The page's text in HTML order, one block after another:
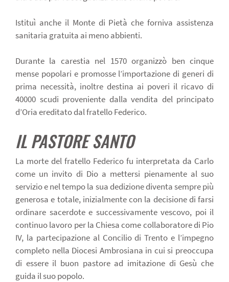
Istituì anche il Monte di Pietà che forniva assistenza
sanitaria gratuita ai meno abbienti.
Durante la carestia nel 1570 organizzò ben cinque
mense popolari e promosse l’importazione di generi di
prima necessità, inoltre destina ai poveri il ricavo di
40000 scudi proveniente dalla vendita del principato
d’Oria ereditato dal fratello Federico.
IL PASTORE SANTO
La morte del fratello Federico fu interpretata da Carlo
come un invito di Dio a mettersi pienamente al suo
servizio e nel tempo la sua dedizione diventa sempre più
generosa e totale, inizialmente con la decisione di farsi
ordinare sacerdote e successivamente vescovo, poi il
continuo lavoro per la Chiesa come collaboratore di Pio
IV, la partecipazione al Concilio di Trento e l’impegno
completo nella Diocesi Ambrosiana in cui si preoccupa
di essere il buon pastore ad imitazione di Gesù che
guida il suo popolo.